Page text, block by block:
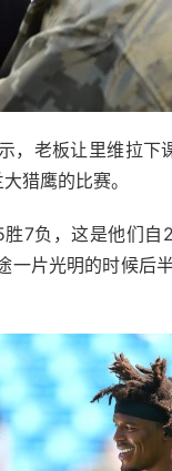
，老板让里维拉下
猎鹰的比赛。
7负，这是他们
片光明的时候后